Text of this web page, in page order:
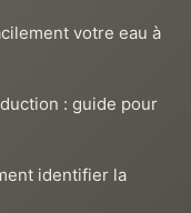
votre eau à
: guide pour
identifier la